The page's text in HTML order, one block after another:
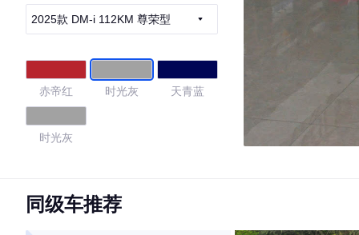
2025款 DM-i 112KM 尊荣型
赤帝红 时光灰 天青蓝
时光灰
4.75
同级车推荐